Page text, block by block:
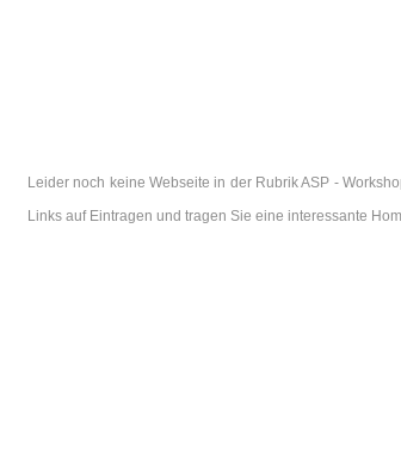
Leider noch keine Webseite in der Rubrik ASP -
Links auf Eintragen und tragen Sie eine interessante